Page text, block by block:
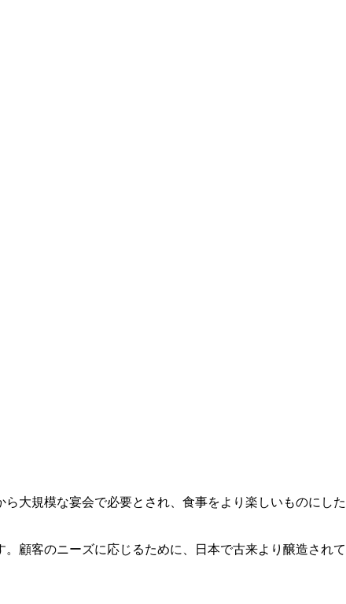
大規模な宴会で必要とされ、食事をより楽しいものにし
顧客のニーズに応じるために、日本で古来より醸造され